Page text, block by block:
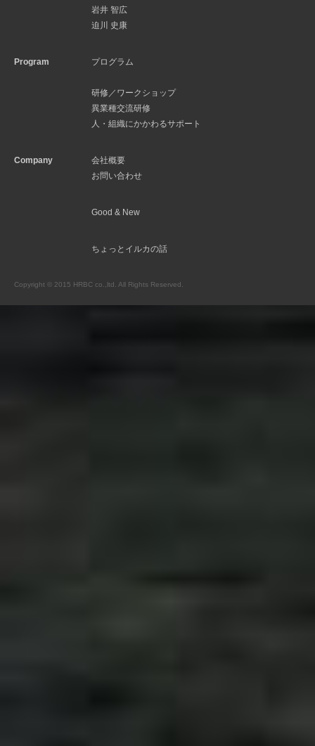
岩井 智広
迫川 史康
Program プログラム
研修／ワークショップ
異業種交流研修
人・組織にかかわるサポート
Company
会社概要
お問い合わせ
Good & New
ちょっとイルカの話
Copyright © 2015 HRBC co.,ltd. All Rights Reserved.